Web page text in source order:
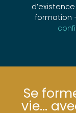
Siret :
formation
Se